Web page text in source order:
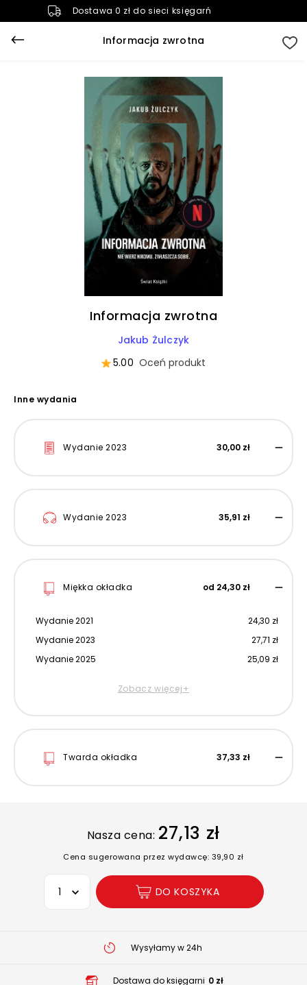
Dostawa 0 zł do sieci księgarń
Informacja zwrotna
Informacja zwrotna
Jakub Żulczyk
5.00 Oceń produkt
Inne wydania
Wydanie 2023 30,00 zł
Wydanie 2023 35,91 zł
Miękka okładka od 24,30 zł
Wydanie 2021
24,30 zł
Wydanie 2023
27,71 zł
Wydanie 2025
25,09 zł
Zobacz więcej+
Twarda okładka 37,33 zł
Nasza cena: 27,13 zł
Cena sugerowana przez wydawcę: 39,90 zł
Wybierz opcję
DO KOSZYKA
Wysyłamy w 24h
Dostawa do księgarni 0 zł